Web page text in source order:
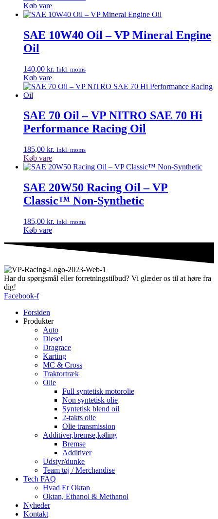
Køb vare
SAE 10W40 Oil – VP Mineral Engine
Oil
140,00 kr. Inkl. moms
Køb vare
SAE 70 Oil – VP NITRO SAE 70 Hi
Performance Racing Oil
185,00 kr. Inkl. moms
Køb vare
SAE 20W50 Racing Oil – VP
Classic™ Non-Synthetic
185,00 kr. Inkl. moms
Køb vare
Har du spørgsmål eller forretningstilbud? Vi glæder os til at høre fra
dig!
Facebook-f
Forsiden
Produkter
Auto
Diesel
Dragrace
Karting
MC & Cross
Traktortræk
Olie
Full syntetisk motorolie
Non syntetisk olie
Syntetisk blend oil
2-takts olie
Olie transmission
Additiver,bremse,køling
Bremse
Additiver
Udstyr/dunke
Team tøj / Merchandise
Tech FAQ
Hvad Er Oktan
Oktan, Ethanol & Methanol
Nyheder
Kontakt